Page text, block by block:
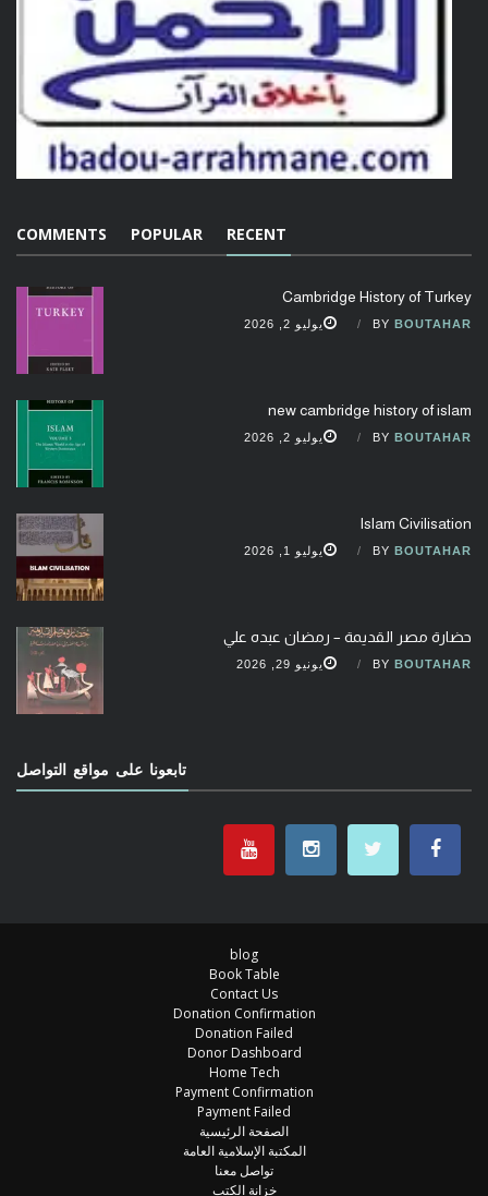
RECENT
POPULAR
COMMENTS
Cambridge History of Turkey
BY BOUTAHAR يوليو 2, 2026
new cambridge history of islam
BY BOUTAHAR يوليو 2, 2026
Islam Civilisation
BY BOUTAHAR يوليو 1, 2026
حضارة مصر القديمة – رمضان عبده علي
BY BOUTAHAR يونيو 29, 2026
تابعونا على مواقع التواصل
blog
Book Table
Contact Us
Donation Confirmation
Donation Failed
Donor Dashboard
Home Tech
Payment Confirmation
Payment Failed
الصفحة الرئيسية
المكتبة الإسلامية العامة
تواصل معنا
خزانة الكتب